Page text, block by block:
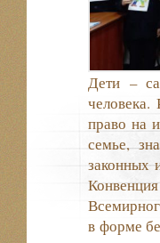
Дети –
право на
семье,
законных
в форме